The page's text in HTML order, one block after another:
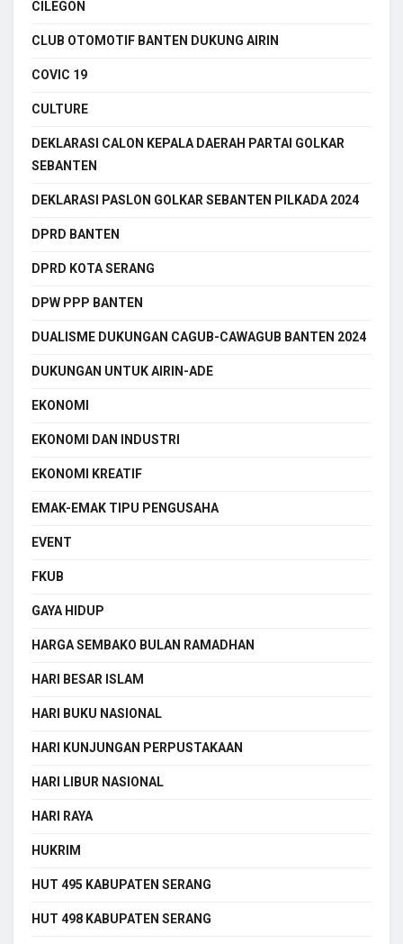
CILEGON
CLUB OTOMOTIF BANTEN DUKUNG AIRIN
COVIC 19
CULTURE
DEKLARASI CALON KEPALA DAERAH PARTAI GOLKAR
SEBANTEN
DEKLARASI PASLON GOLKAR SEBANTEN PILKADA 2024
DPRD BANTEN
DPRD KOTA SERANG
DPW PPP BANTEN
DUALISME DUKUNGAN CAGUB-CAWAGUB BANTEN 2024
DUKUNGAN UNTUK AIRIN-ADE
EKONOMI
EKONOMI DAN INDUSTRI
EKONOMI KREATIF
EMAK-EMAK TIPU PENGUSAHA
EVENT
FKUB
GAYA HIDUP
HARGA SEMBAKO BULAN RAMADHAN
HARI BESAR ISLAM
HARI BUKU NASIONAL
HARI KUNJUNGAN PERPUSTAKAAN
HARI LIBUR NASIONAL
HARI RAYA
HUKRIM
HUT 495 KABUPATEN SERANG
HUT 498 KABUPATEN SERANG